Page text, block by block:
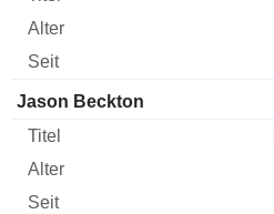
Jason Beckton